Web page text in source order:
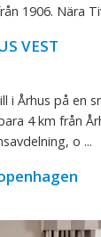
1906. Nära
VEST
i Århus på en
4 km från
o ...